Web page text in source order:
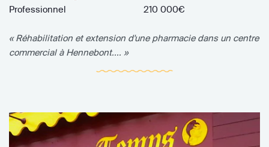
Professionnel
210 000€
« Réhabilitation et extension d'une pharmacie dans un centre
commercial à Hennebont.... »